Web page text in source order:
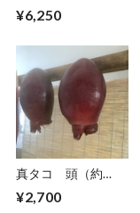
¥6,250
真タコ 頭（約
¥2,700